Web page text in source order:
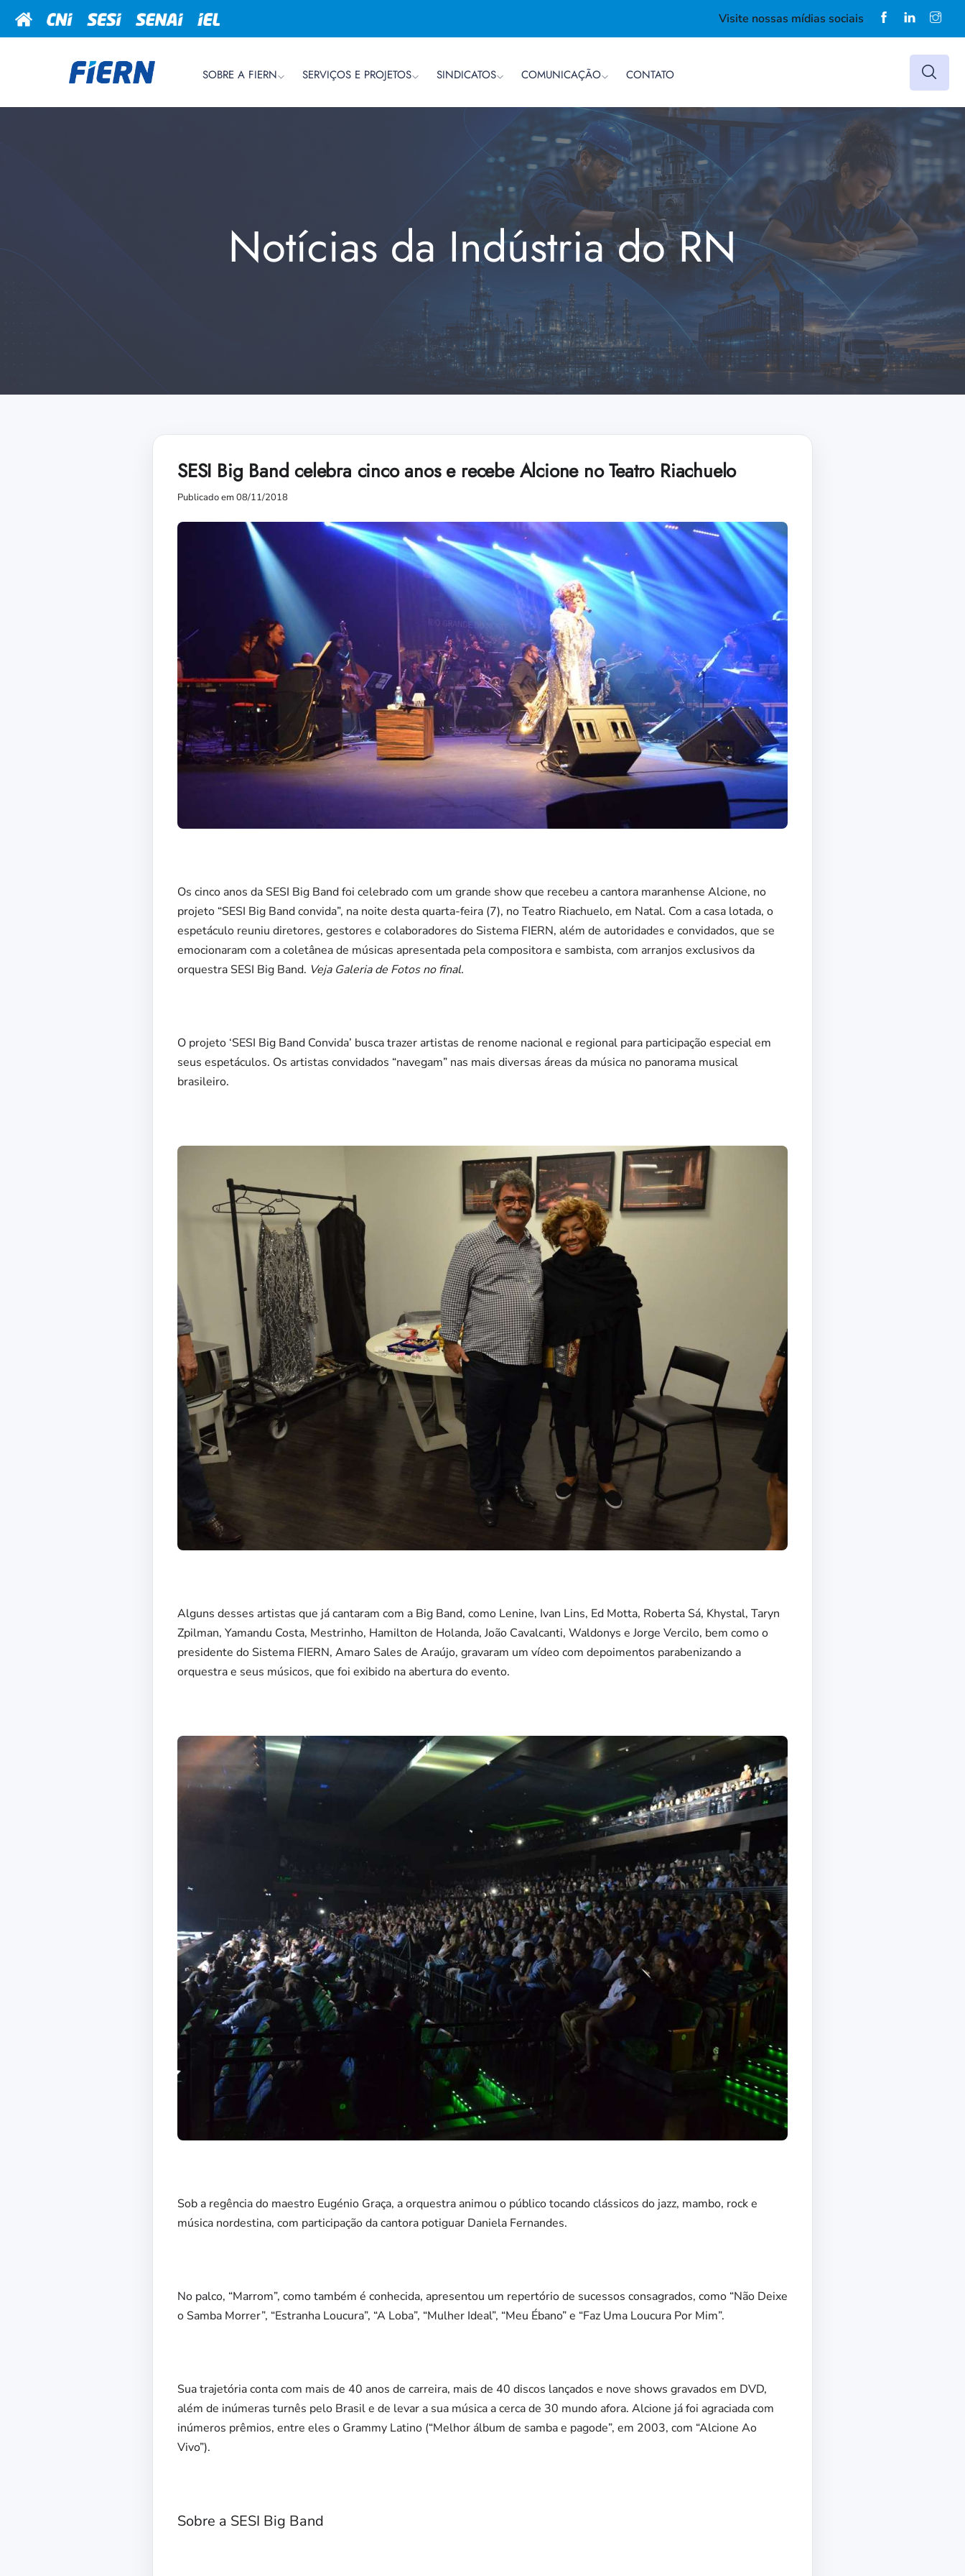
Visite nossas mídias sociais
SOBRE A FIERN SERVIÇOS E PROJETOS SINDICATOS COMUNICAÇÃO CONTATO
Notícias da Indústria do RN
SESI Big Band celebra cinco anos e recebe Alcione no Teatro Riachuelo
Publicado em 08/11/2018
Os cinco anos da SESI Big Band foi celebrado com um grande show que recebeu a cantora maranhense Alcione, no
projeto “SESI Big Band convida”, na noite desta quarta-feira (7), no Teatro Riachuelo, em Natal. Com a casa lotada, o
espetáculo reuniu diretores, gestores e colaboradores do Sistema FIERN, além de autoridades e convidados, que se
emocionaram com a coletânea de músicas apresentada pela compositora e sambista, com arranjos exclusivos da
orquestra SESI Big Band. Veja Galeria de Fotos no final.
O projeto ‘SESI Big Band Convida’ busca trazer artistas de renome nacional e regional para participação especial em
seus espetáculos. Os artistas convidados “navegam” nas mais diversas áreas da música no panorama musical
brasileiro.
Alguns desses artistas que já cantaram com a Big Band, como Lenine, Ivan Lins, Ed Motta, Roberta Sá, Khystal, Taryn
Zpilman, Yamandu Costa, Mestrinho, Hamilton de Holanda, João Cavalcanti, Waldonys e Jorge Vercilo, bem como o
presidente do Sistema FIERN, Amaro Sales de Araújo, gravaram um vídeo com depoimentos parabenizando a
orquestra e seus músicos, que foi exibido na abertura do evento.
Sob a regência do maestro Eugénio Graça, a orquestra animou o público tocando clássicos do jazz, mambo, rock e
música nordestina, com participação da cantora potiguar Daniela Fernandes.
No palco, “Marrom”, como também é conhecida, apresentou um repertório de sucessos consagrados, como “Não Deixe
o Samba Morrer”, “Estranha Loucura”, “A Loba”, “Mulher Ideal”, “Meu Ébano” e “Faz Uma Loucura Por Mim”.
Sua trajetória conta com mais de 40 anos de carreira, mais de 40 discos lançados e nove shows gravados em DVD,
além de inúmeras turnês pelo Brasil e de levar a sua música a cerca de 30 mundo afora. Alcione já foi agraciada com
inúmeros prêmios, entre eles o Grammy Latino (“Melhor álbum de samba e pagode”, em 2003, com “Alcione Ao
Vivo”).
Sobre a SESI Big Band